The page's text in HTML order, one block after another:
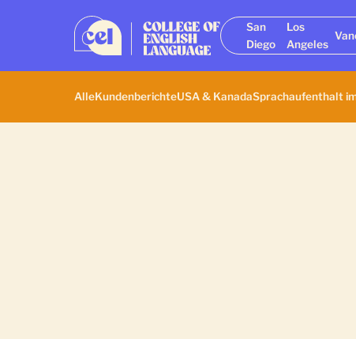
San
Diego
Los
Angeles
AlleKundenberichteUSA & KanadaSprachaufenthalt